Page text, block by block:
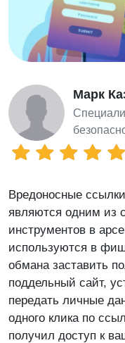
Марк
Вредоносные
являются одним из
инструментов в
используются в
обмана заставить
поддельный сайт,
передать личные
одного клика по
получил доступ к